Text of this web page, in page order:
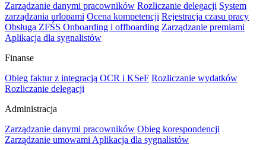
Zarządzanie danymi pracowników Rozliczanie delegacji System
zarządzania urlopami Ocena kompetencji Rejestracja czasu pracy
Obsługa ZFŚS Onboarding i offboarding Zarządzanie premiami
Aplikacja dla sygnalistów
Finanse
Obieg faktur z integracją OCR i KSeF Rozliczanie wydatków
Rozliczanie delegacji
Administracja
Zarządzanie danymi pracowników Obieg korespondencji
Zarządzanie umowami Aplikacja dla sygnalistów